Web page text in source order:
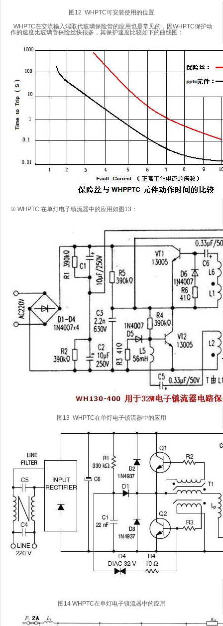
图12 WHPTC可安装使用的位置
WHPTC在交流输入端取代玻璃保险管的应用也是常见的，因WHPTC保护动
作的速度比玻璃管保险丝快很多，其保护速度比较如下的曲线图：
② WHPTC 在单灯电子镇流器中的应用如图13：
图13 WHPTC在单灯电子镇流器中的应用
图14 WHPTC在单灯电子镇流器中的应用